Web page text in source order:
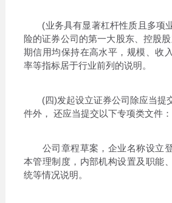
(业务具有显著杠杆性质且多项
险的证券公司的第一大股东、控股
期信用均保持在高水平，规模、收
率等指标居于行业前列的说明。
(四)发起设立证券公司除应当提
件外， 还应当提交以下专项类文件：
公司章程草案，企业名称设立登
本管理制度，内部机构设置及职能
统等情况说明。